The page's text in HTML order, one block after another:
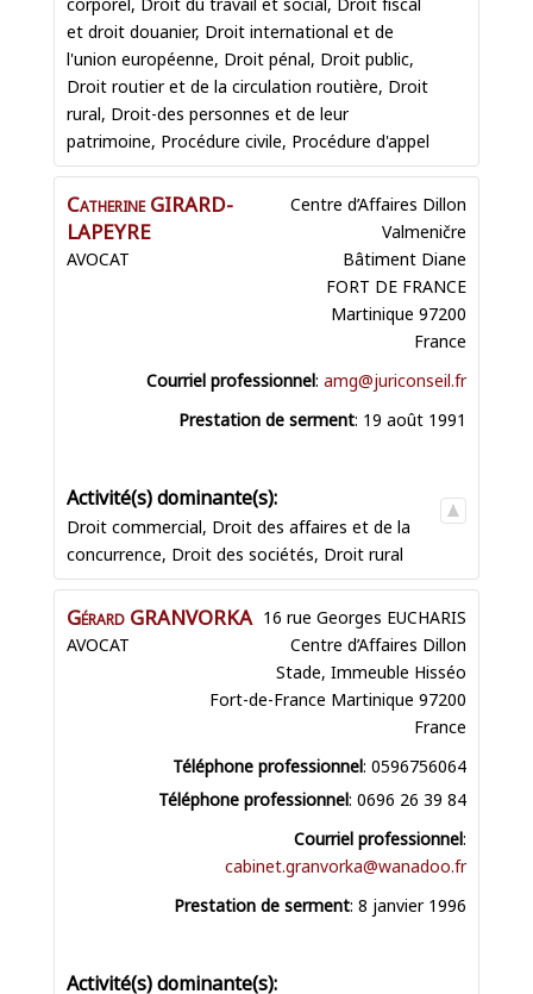
et droit douanier, Droit international et de
l'union européenne, Droit pénal, Droit public,
Droit routier et de la circulation routière, Droit
rural, Droit-des personnes et de leur
patrimoine, Procédure civile, Procédure d'appel
CatherineGIRARD-
LAPEYRE
AVOCAT
Centre d’Affaires Dillon
Valmeničre
Bâtiment Diane
FORT DE FRANCE
Martinique 97200
France
Courriel professionnel: amg@juriconseil.fr
Prestation de serment: 19 août 1991
Droit commercial, Droit des affaires et de la
concurrence, Droit des sociétés, Droit rural
GérardGRANVORKA
AVOCAT
16 rue Georges EUCHARIS
Centre d’Affaires Dillon
Stade, Immeuble Hisséo
Fort-de-France Martinique 97200
France
Téléphone professionnel: 0596756064
Téléphone professionnel: 0696 26 39 84
Courriel professionnel:
cabinet.granvorka@wanadoo.fr
Prestation de serment: 8 janvier 1996